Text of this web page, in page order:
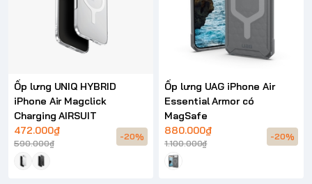
Ốp lưng UNIQ HYBRID
iPhone Air Magclick
Charging AIRSUIT
472.000₫
590.000₫
-20%
Ốp lưng UAG iPhone Air
Essential Armor có
MagSafe
880.000₫
1.100.000₫
-20%